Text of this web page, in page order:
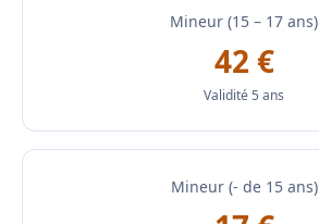
Mineur (15 – 17 ans)
42 €
Validité 5 ans
Mineur (- de 15 ans)